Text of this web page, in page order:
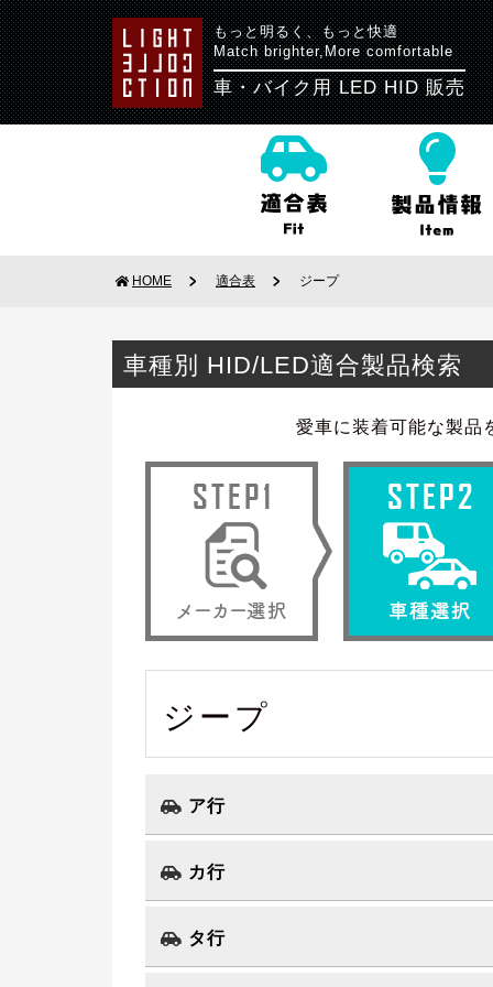
もっと明るく、もっと快適
Match brighter,More comfortable
車・バイク用 LED HID 販売
HOME 適合表 ジープ
車種別 HID/LED適合製品検索
愛車に装着可能な製品
ジープ
ア行
カ行
タ行